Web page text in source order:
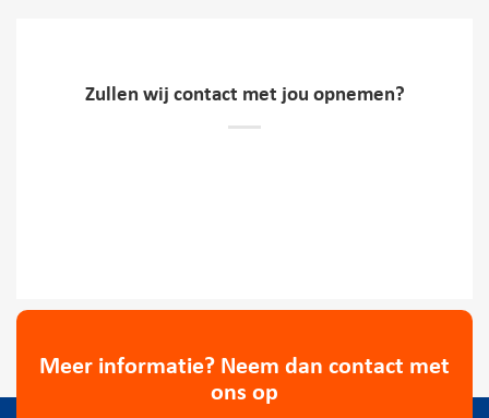
Zullen wij contact met jou opnemen?
Meer informatie? Neem dan contact met
ons op